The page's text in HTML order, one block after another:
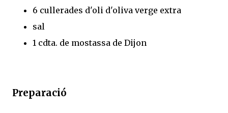
6 cullerades d'oli d'oliva verge extra
sal
1 cdta. de mostassa de Dijon
Preparació